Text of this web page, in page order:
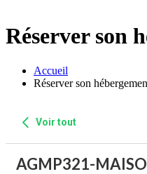
Réserver son
Accueil
Réserver son
Voir tout
AGMP321-